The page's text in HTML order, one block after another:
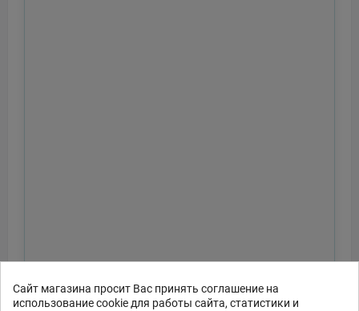
Сайт магазина просит Вас принять соглашение на
использование cookie для работы сайта, статистики и